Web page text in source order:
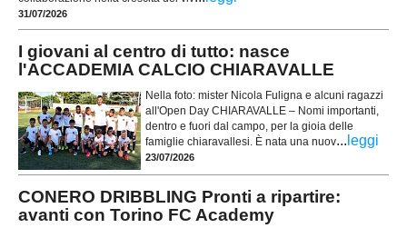
31/07/2026
I giovani al centro di tutto: nasce
l'ACCADEMIA CALCIO CHIARAVALLE
Nella foto: mister Nicola Fuligna e alcuni ragazzi
all'Open Day CHIARAVALLE – Nomi importanti,
dentro e fuori dal campo, per la gioia delle
famiglie chiaravallesi. È nata una nuov... leggi
23/07/2026
CONERO DRIBBLING Pronti a ripartire:
avanti con Torino FC Academy